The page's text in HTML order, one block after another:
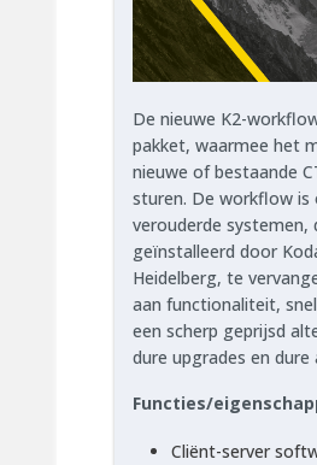
De nieuwe K2-
pakket, waarmee het
nieuwe of bestaande
sturen. De workflow is
verouderde systemen,
geïnstalleerd door
Heidelberg, te
aan functionaliteit,
een scherp geprijsd
dure upgrades en
Functies/
Cliënt-server